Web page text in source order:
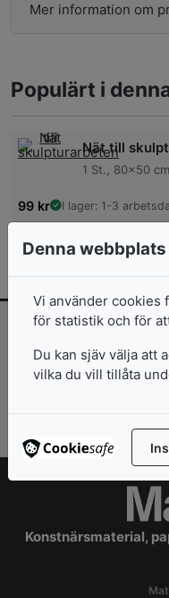
Mer information om
Populärt i
Nät till
1 St., 80×50 cm
99 kr I lager: 1-3
mailkorgen!
Konstnärsmaterial,
Denna
Vi använder cookies
för statistik och för
Du kan sjäv välja att
vilka du vill tillåta